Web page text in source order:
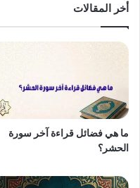
أخر المقالات
ما هي فضائل قراءة آخر سورة
الحشر؟